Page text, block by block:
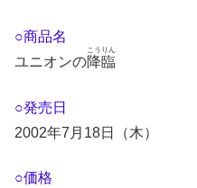
○商品名
ユニオンの降臨
こうりん
○発売日
2002年7月18日（木）
○価格